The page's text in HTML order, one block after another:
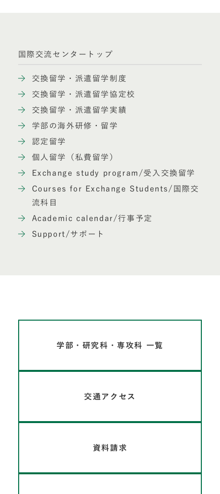
国際交流センタートップ
交換留学・派遣留学制度
交換留学・派遣留学協定校
交換留学・派遣留学実績
学部の海外研修・留学
認定留学
個人留学（私費留学）
Exchange study program/受入交換留学
Courses for Exchange Students/国際交
流科目
Academic calendar/行事予定
Support/サポート
学部・研究科・専攻科 一覧
交通アクセス
資料請求